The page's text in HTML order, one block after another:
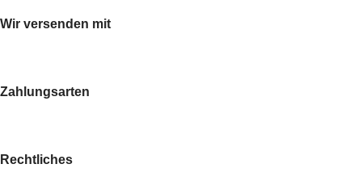
Wir versenden mit
Zahlungsarten
Rechtliches